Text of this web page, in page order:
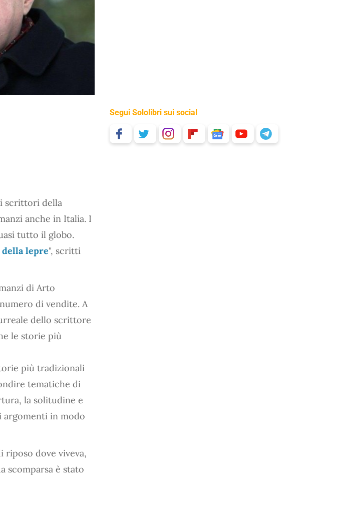
scrittori della
anche in Italia. I
tutto il globo.
della lepre", scritti
di Arto
di vendite. A
dello scrittore
le storie più
più tradizionali
tematiche di
la solitudine e
argomenti in modo
riposo dove viveva,
scomparsa è stato
Segui Sololibri sui social